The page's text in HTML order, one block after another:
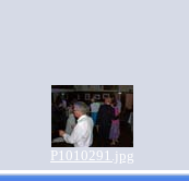
P1010291.jpg